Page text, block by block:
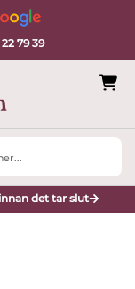
79 39
det tar slut